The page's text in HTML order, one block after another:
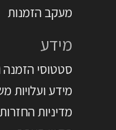
מעקב הזמנות
מידע
סטטוסי
מידע ועלויות
מדיניות החזרות